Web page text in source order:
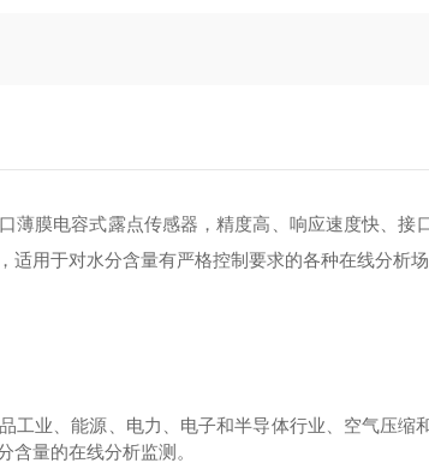
薄膜电容式露点传感器 ，精度高、响应速度快、接
适用于对水分含量有严格控制要求的各种在线分析场
工业、能源、电力、电子和半导体行业、空气压缩
含量的在线分析监测。